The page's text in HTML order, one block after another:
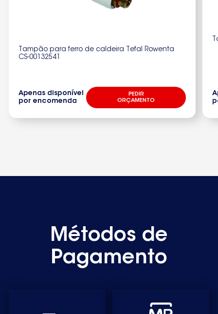
Tampão para ferro de caldeira Tefal Rowenta
CS-00132541
Apenas disponível
por encomenda
PEDIR
ORÇAMENTO
Métodos de
Pagamento